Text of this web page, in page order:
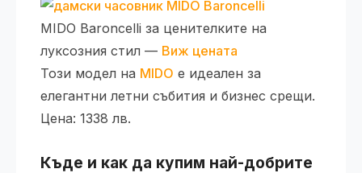
MIDO Baroncelli за ценителките на
луксозния стил — Виж цената
Този модел на MIDO е идеален за
елегантни летни събития и бизнес срещи.
Цена: 1338 лв.
Къде и как да купим най-добрите